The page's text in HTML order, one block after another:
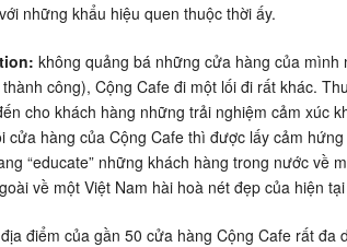
những khẩu hiệu quen thuộc thời ấy.
không quảng bá những cửa hàng của
công), Cộng Cafe đi một lối đi rất khác.
cho khách hàng những trải nghiệm cảm xúc
cửa hàng của Cộng Cafe thì được lấy cảm
“educate” những khách hàng trong nước về
về một Việt Nam hài hoà nét đẹp của hiện
địa điểm của gần 50 cửa hàng Cộng Cafe rất